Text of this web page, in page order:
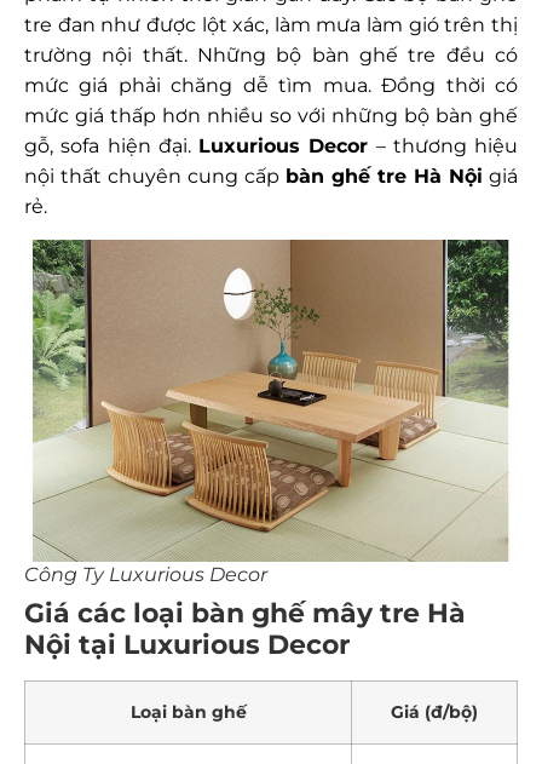
tre đan như được lột xác, làm mưa làm gió trên thị
trường nội thất. Những bộ bàn ghế tre đều có
mức giá phải chăng dễ tìm mua. Đồng thời có
mức giá thấp hơn nhiều so với những bộ bàn ghế
gỗ, sofa hiện đại. Luxurious Decor – thương hiệu
nội thất chuyên cung cấp bàn ghế tre Hà Nội giá
rẻ.
Công Ty Luxurious Decor
Giá các loại bàn ghế mây tre Hà
Nội tại Luxurious Decor
Loại bàn ghế Giá (đ/bộ)